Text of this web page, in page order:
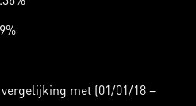
met (01/01/18 –